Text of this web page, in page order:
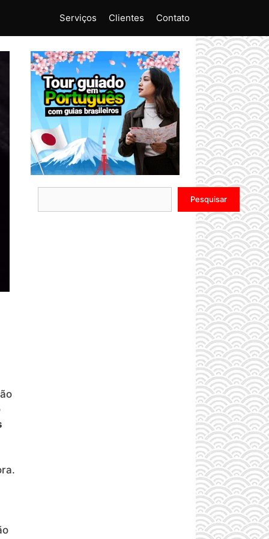
Serviços Clientes Contato
Pesquisar